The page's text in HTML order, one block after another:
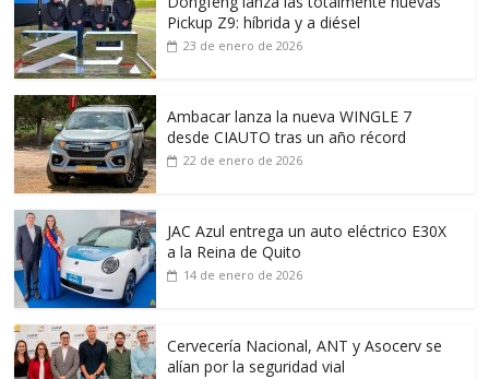
Pickup Z9: híbrida y a diésel
23 de enero de 2026
Ambacar lanza la nueva WINGLE 7
desde CIAUTO tras un año récord
22 de enero de 2026
JAC Azul entrega un auto eléctrico E30X
a la Reina de Quito
14 de enero de 2026
Cervecería Nacional, ANT y Asocerv se
alían por la seguridad vial